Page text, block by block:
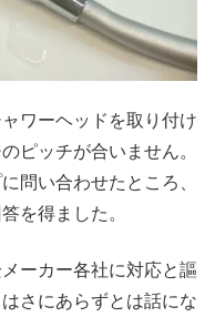
ワーヘッドを取り付け
ピッチが合いません。
問い合わせたところ、
を得ました。
ーカー各社に対応と謳
さにあらずとは話にな